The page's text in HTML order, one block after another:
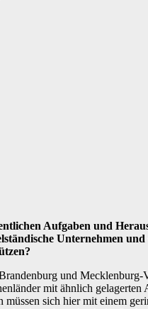
Aufgaben und
Unternehmen
und Mecklenburg-
mit ähnlich gelagerten
müssen sich hier mit einem